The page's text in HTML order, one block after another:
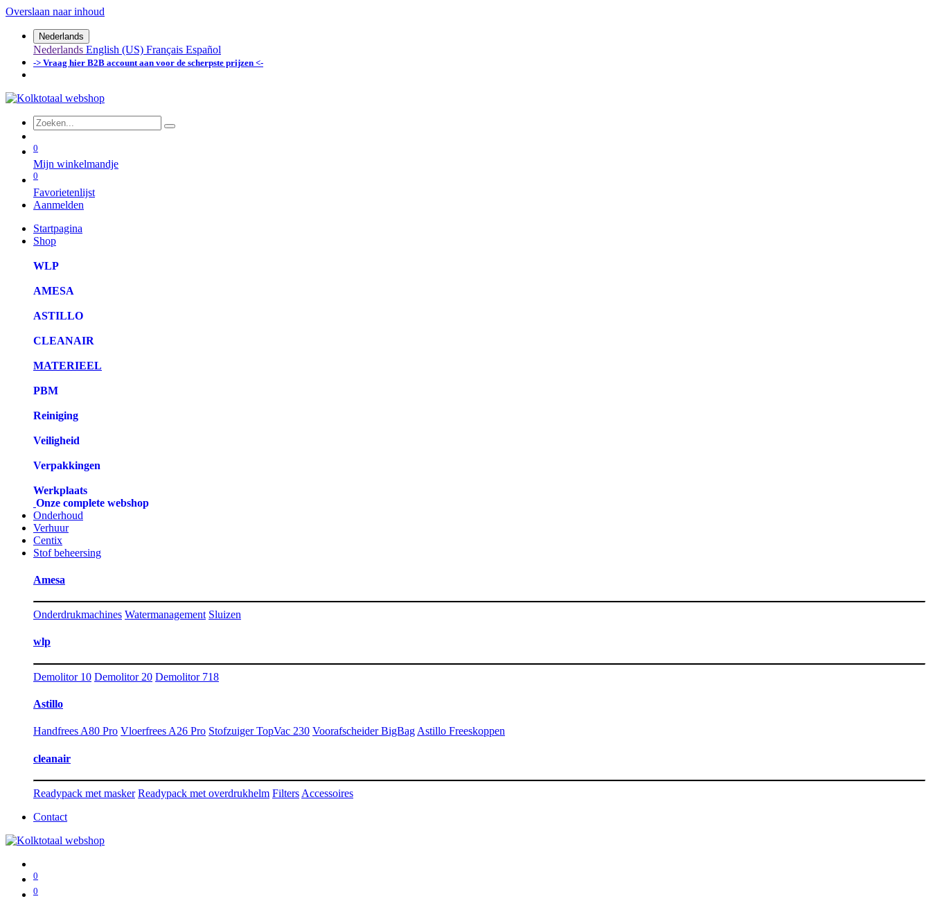
Overslaan naar inhoud
Nederlands
Nederlands English (US) Français Español
-> Vraag hier B2B account aan voor de scherpste prijzen <-
0
Mijn winkelmandje
0
Favorietenlijst
Aanmelden
Startpagina
Shop
WLP
AMESA
ASTILLO
CLEANAIR
MATERIEEL
PBM
Reiniging
Veiligheid
Verpakkingen
Werkplaats
Onze complete webshop
Onderhoud
Verhuur
Centix
Stof beheersing
Amesa
Onderdrukmachines Watermanagement Sluizen
wlp
Demolitor 10 Demolitor 20 Demolitor 718
Astillo
Handfrees A80 Pro Vloerfrees A26 Pro Stofzuiger TopVac 230 Voorafscheider BigBag Astillo Freeskoppen
cleanair
Readypack met masker Readypack met overdrukhelm Filters Accessoires
Contact
0
0